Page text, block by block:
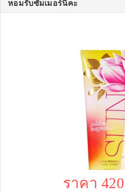
หอมรับซัมเมอร์นี้คะ
ราคา